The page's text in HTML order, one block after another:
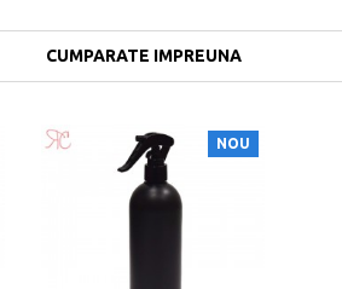
CUMPARATE IMPREUNA
NOU